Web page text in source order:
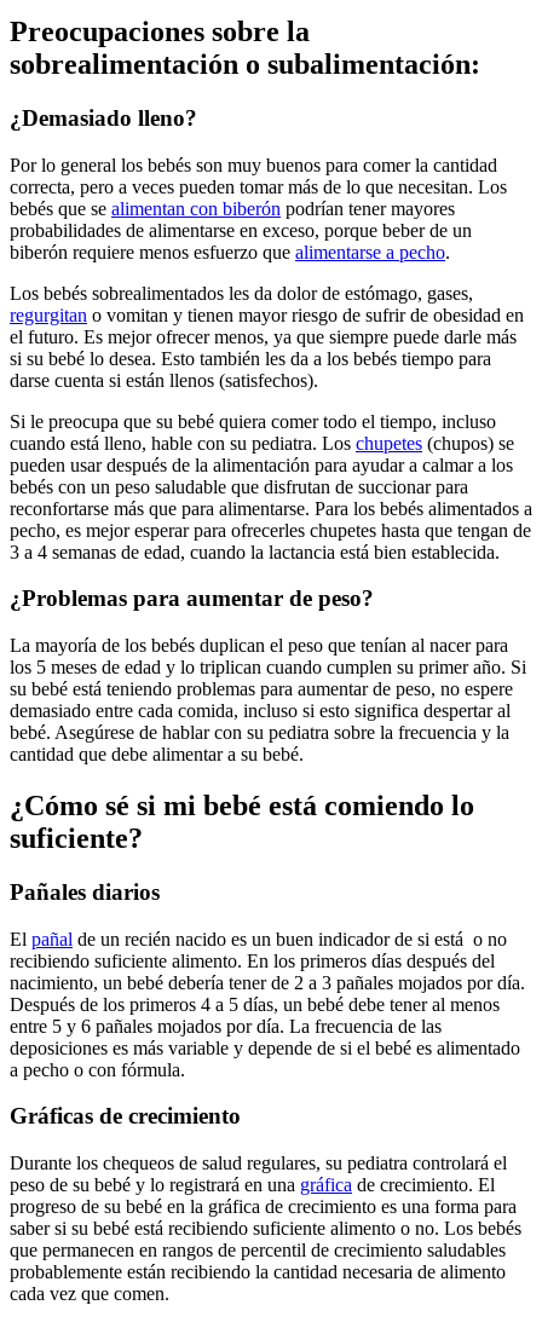
Preocupaciones sobre la
sobrealimentación o subalimentación:
¿Demasiado lleno?
Por lo general los bebés son muy buenos para comer la cantidad
correcta, pero a veces pueden tomar más de lo que necesitan. Los
bebés que se alimentan con biberón podrían tener mayores
probabilidades de alimentarse en exceso, porque beber de un
biberón requiere menos esfuerzo que alimentarse a pecho.
Los bebés sobrealimentados les da dolor de estómago, gases,
regurgitan o vomitan y tienen mayor riesgo de sufrir de obesidad en
el futuro. Es mejor ofrecer menos, ya que siempre puede darle más
si su bebé lo desea. Esto también les da a los bebés tiempo para
darse cuenta si están llenos (satisfechos).
Si le preocupa que su bebé quiera comer todo el tiempo, incluso
cuando está lleno, hable con su pediatra. Los chupetes (chupos) se
pueden usar después de la alimentación para ayudar a calmar a los
bebés con un peso saludable que disfrutan de succionar para
reconfortarse más que para alimentarse. Para los bebés alimentados a
pecho, es mejor esperar para ofrecerles chupetes hasta que tengan de
3 a 4 semanas de edad, cuando la lactancia está bien establecida.
¿Problemas para aumentar de peso?
La mayoría de los bebés duplican el peso que tenían al nacer para
los 5 meses de edad y lo triplican cuando cumplen su primer año. Si
su bebé está teniendo problemas para aumentar de peso, no espere
demasiado entre cada comida, incluso si esto significa despertar al
bebé. Asegúrese de hablar con su pediatra sobre la frecuencia y la
cantidad que debe alimentar a su bebé.
¿Cómo sé si mi bebé está comiendo lo
suficiente?
Pañales diarios
El pañal de un recién nacido es un buen indicador de si está o no
recibiendo suficiente alimento. En los primeros días después del
nacimiento, un bebé debería tener de 2 a 3 pañales mojados por día.
Después de los primeros 4 a 5 días, un bebé debe tener al menos
entre 5 y 6 pañales mojados por día. La frecuencia de las
deposiciones es más variable y depende de si el bebé es alimentado
a pecho o con fórmula.
Gráficas de crecimiento
Durante los chequeos de salud regulares, su pediatra controlará el
peso de su bebé y lo registrará en una gráfica de crecimiento. El
progreso de su bebé en la gráfica de crecimiento es una forma para
saber si su bebé está recibiendo suficiente alimento o no. Los bebés
que permanecen en rangos de percentil de crecimiento saludables
probablemente están recibiendo la cantidad necesaria de alimento
cada vez que comen.